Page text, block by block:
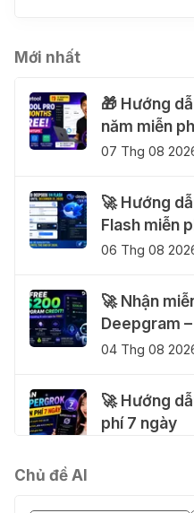
Mới nhất
🎁 Hướng
năm miễn
07 Thg 08
🚀 Hướng
Flash miễn
06 Thg 08
🚀 Nhận
Deepgram
04 Thg 08
🚀 Hướng
phí 7 ngày
Chủ đề AI